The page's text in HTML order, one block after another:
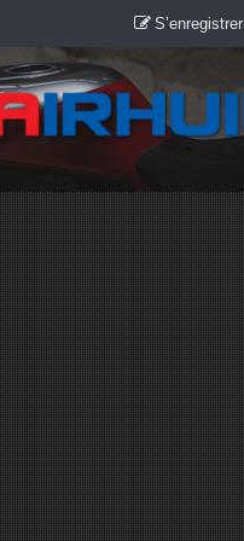
S’enregistrer